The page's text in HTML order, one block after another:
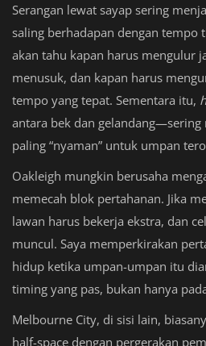
Serangan lewat sayap sering
saling berhadapan dengan tempo
akan tahu kapan harus mengulur
menusuk, dan kapan harus
tempo yang tepat. Sementara itu,
antara bek dan
paling “nyaman” untuk umpan
Oakleigh mungkin berusaha
memecah blok pertahanan. Jika
lawan harus bekerja ekstra, dan
muncul. Saya memperkirakan
hidup ketika umpan-umpan itu
timing yang pas, bukan hanya
Melbourne City, di sisi lain,
half-space dengan pergerakan